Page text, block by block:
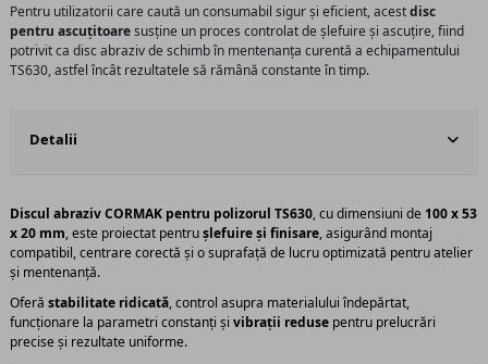
Pentru utilizatorii care caută un consumabil sigur și eficient, acestdisc
pentru ascuțitoaresusține un proces controlat de șlefuire și ascuțire, fiind
potrivit ca disc abraziv de schimb în mentenanța curentă a echipamentului
TS630, astfel încât rezultatele să rămână constante în timp.
Detalii
Discul abraziv CORMAK pentru polizorul TS630, cu dimensiuni de 100 x 53
x 20 mm, este proiectat pentrușlefuire și finisare, asigurând montaj
compatibil, centrare corectă și o suprafață de lucru optimizată pentru atelier
și mentenanță.
Oferă stabilitate ridicată, control asupra materialului îndepărtat,
funcționare la parametri constanți și vibrații reduse pentru prelucrări
precise și rezultate uniforme.